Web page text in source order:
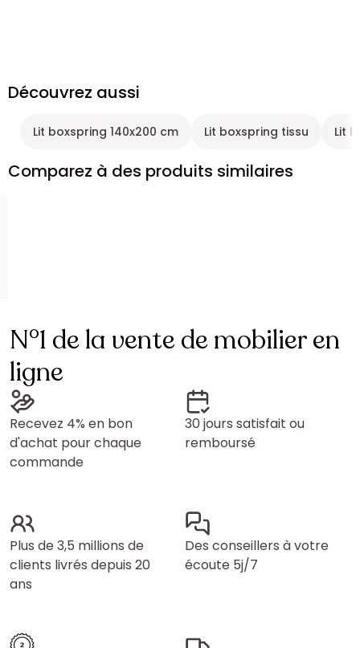
Découvrez aussi
Lit boxspring 140x200 cm Lit boxspring tissu Lit
Comparez à des produits similaires
N°1 de la vente de mobilier en
ligne
Recevez 4% en bon
d'achat pour chaque
commande
30 jours satisfait ou
remboursé
Plus de 3,5 millions de
clients livrés depuis 20
ans
Des conseillers à votre
écoute 5j/7